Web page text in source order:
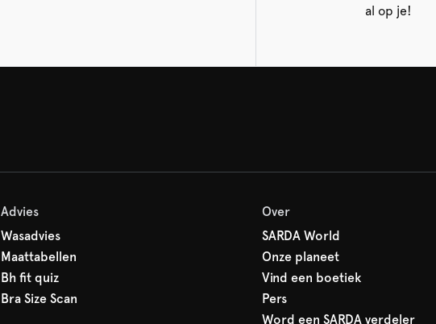
al op je!
Advies
Wasadvies
Maattabellen
Bh fit quiz
Bra Size Scan
Over
SARDA World
Onze planeet
Vind een boetiek
Pers
Word een SARDA verdeler